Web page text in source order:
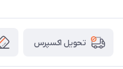
تحویل اکسپرس